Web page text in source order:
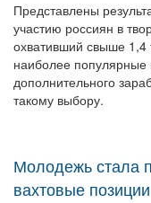
Представлены
участию россиян в
охвативший свыше
наиболее
дополнительного
такому выбору.
Молодежь стала
вахтовые позиции